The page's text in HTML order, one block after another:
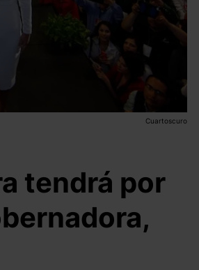
Cuartoscuro
tendrá por